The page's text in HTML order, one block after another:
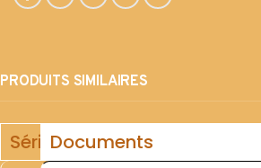
PRODUITS SIMILAIRES
SérieDocuments